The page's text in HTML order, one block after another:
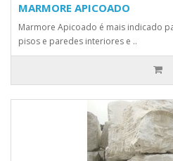
MARMORE APICOADO
Marmore Apicoado é mais indicado
pisos e paredes interiores e ..